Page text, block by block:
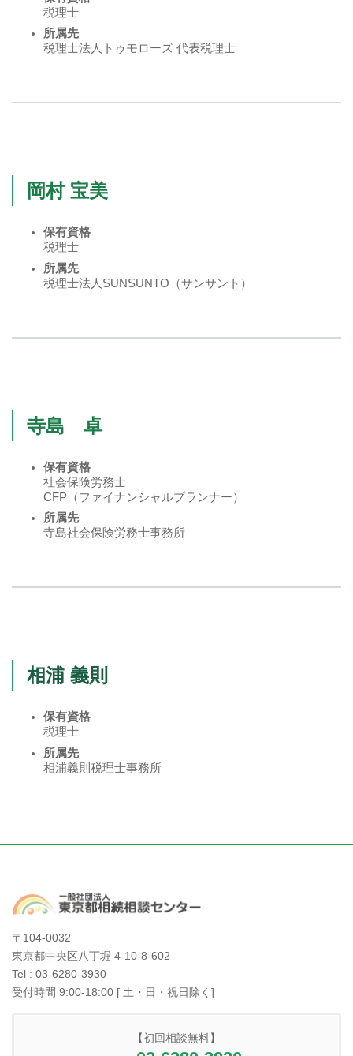
税理士
所属先
税理士法人トゥモローズ 代表税理士
岡村 宝美
保有資格
税理士
所属先
税理士法人SUNSUNTO（サンサント）
寺島 卓
保有資格
社会保険労務士
CFP（ファイナンシャルプランナー）
所属先
寺島社会保険労務士事務所
相浦 義則
保有資格
税理士
所属先
相浦義則税理士事務所
〒104-0032
東京都中央区八丁堀 4-10-8-602
Tel : 03-6280-3930
受付時間 9:00-18:00 [ 土・日・祝日除く]
【初回相談無料】